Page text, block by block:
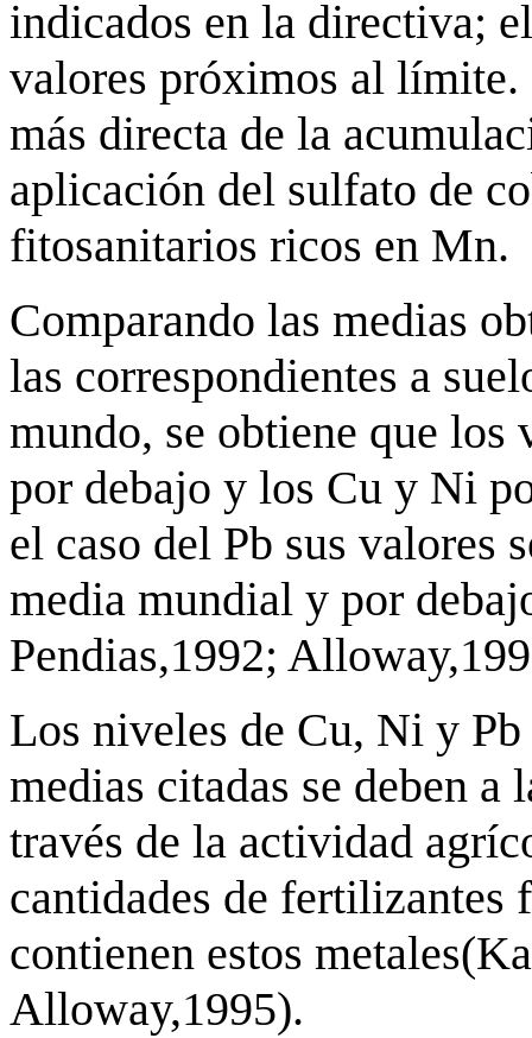
indicados en la directiva;
valores próximos al límite.
más directa de la
aplicación del sulfato de
fitosanitarios ricos en Mn.
Comparando las medias
las correspondientes a
mundo, se obtiene que
por debajo y los Cu y Ni
el caso del Pb sus valores
media mundial y por
Pendias,1992;
Los niveles de Cu, Ni y
medias citadas se deben
través de la actividad
cantidades de fertilizantes
contienen estos
Alloway,1995).